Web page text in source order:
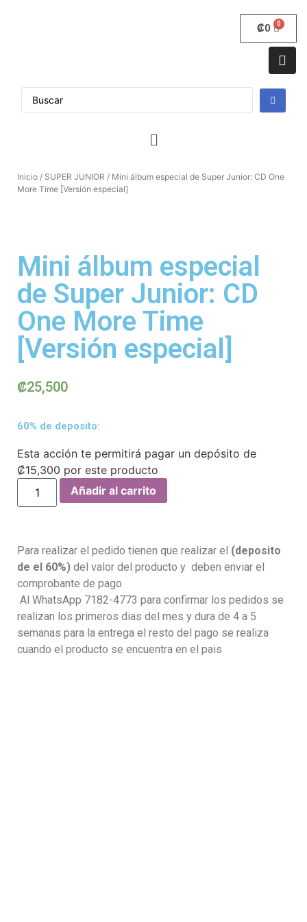
₡0
Inicio / SUPER JUNIOR / Mini álbum especial de Super Junior: CD One
More Time [Versión especial]
Mini álbum especial
de Super Junior: CD
One More Time
[Versión especial]
₡25,500
60% de deposito:
Esta acción te permitirá pagar un depósito de
₡15,300 por este producto
Añadir al carrito
Para realizar el pedido tienen que realizar el (deposito
de el 60%) del valor del producto y deben enviar el
comprobante de pago
Al WhatsApp 7182-4773 para confirmar los pedidos se
realizan los primeros dias del mes y dura de 4 a 5
semanas para la entrega el resto del pago se realiza
cuando el producto se encuentra en el pais